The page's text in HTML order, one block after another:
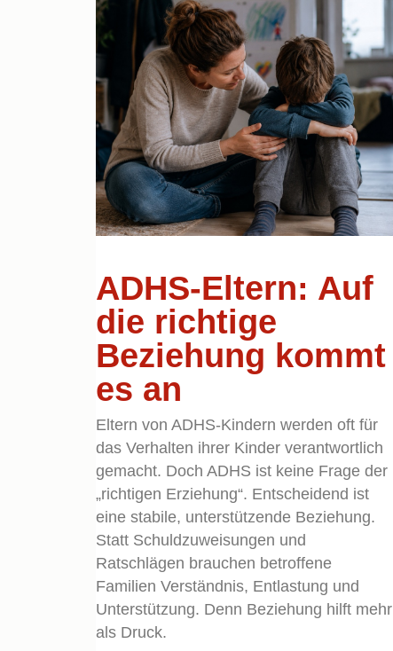
ADHS-Eltern: Auf
die richtige
Beziehung kommt
es an
Eltern von ADHS-Kindern werden oft für
das Verhalten ihrer Kinder verantwortlich
gemacht. Doch ADHS ist keine Frage der
„richtigen Erziehung“. Entscheidend ist
eine stabile, unterstützende Beziehung.
Statt Schuldzuweisungen und
Ratschlägen brauchen betroffene
Familien Verständnis, Entlastung und
Unterstützung. Denn Beziehung hilft mehr
als Druck.